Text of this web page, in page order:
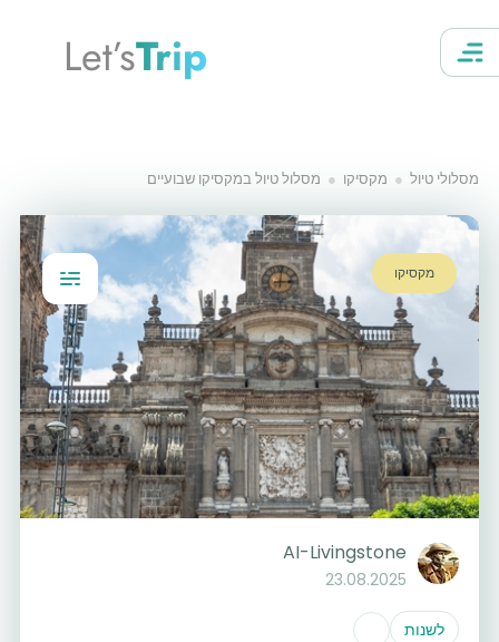
Let’sTrip
מסלולי טיול מקסיקו מסלול טיול במקסיקו שבועיים
מקסיקו
AI-Livingstone
23.08.2025
לשנות